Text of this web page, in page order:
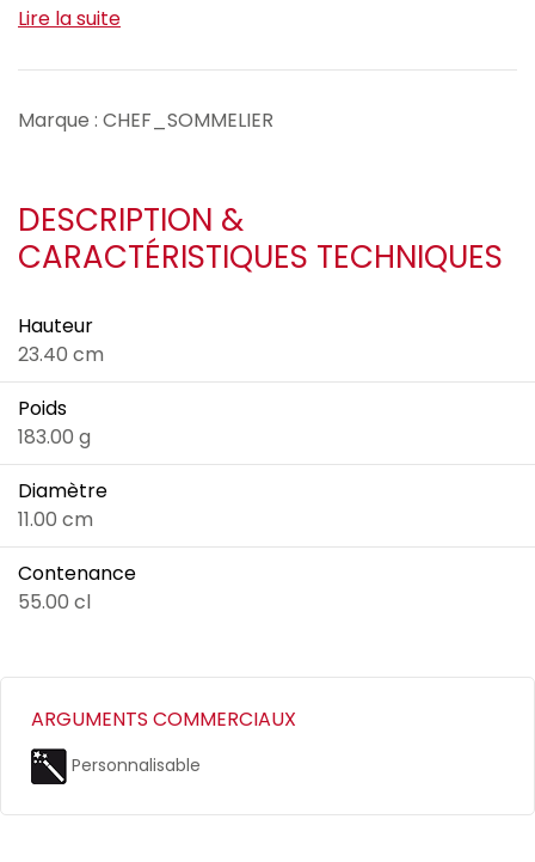
Lire la suite
Marque : CHEF_SOMMELIER
DESCRIPTION &
CARACTÉRISTIQUES TECHNIQUES
Hauteur
23.40 cm
Poids
183.00 g
Diamètre
11.00 cm
Contenance
55.00 cl
ARGUMENTS COMMERCIAUX
Personnalisable